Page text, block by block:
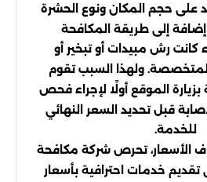
على حجم المكان ونوع الحشرة
إضافة إلى طريقة المكافحة
رش مبيدات أو تبخير أو
ولهذا السبب تقوم
الموقع أولًا لإجراء فحص
قبل تحديد السعر النهائي
للخدمة.
الأسعار، تحرص شركة مكافحة
خدمات احترافية بأسعار